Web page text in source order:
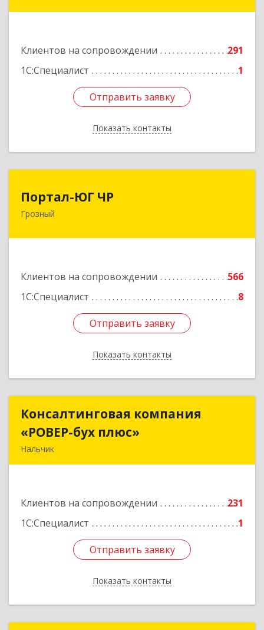
Клиентов на сопровождении
291
1С:Специалист
1
Отправить заявку
Показать контакты
Подробнее
Отправить заявку
Назад
Портал-ЮГ ЧР
Грозный
Клиентов на сопровождении
566
1С:Специалист
8
Отправить заявку
Показать контакты
364906, Чеченская Респ, Грозный г, Путина пр-
Отправить заявку
Назад
Консалтинговая компания
«РОВЕР-бух плюс»
Нальчик
Клиентов на сопровождении
231
1С:Специалист
1
Отправить заявку
Показать контакты
Консалтинговая компания
«РОВЕР-бух плюс»
Подробнее
Отправить заявку
Назад